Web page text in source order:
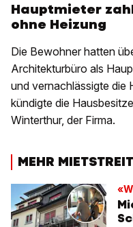
Hauptmieter
ohne Heizung
Die Bewohner hatten
Architekturbüro als
und vernachlässigte die
kündigte die
Winterthur, der Firma.
MEHR